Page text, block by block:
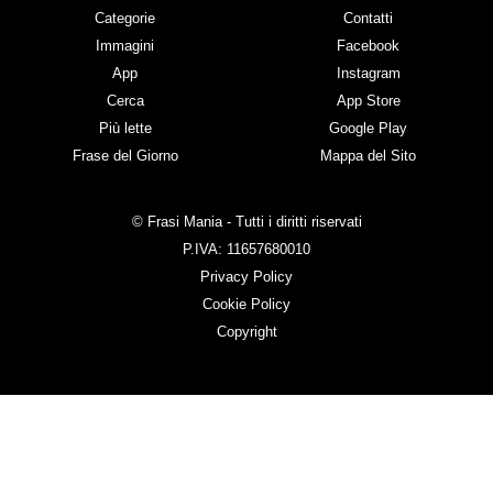
Categorie
Immagini
App
Cerca
Più lette
Frase del Giorno
Contatti
Facebook
Instagram
App Store
Google Play
Mappa del Sito
© Frasi Mania - Tutti i diritti riservati
P.IVA: 11657680010
Privacy Policy
Cookie Policy
Copyright